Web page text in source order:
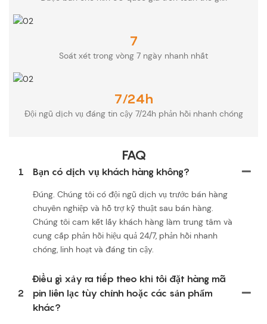
7
Soát xét trong vòng 7 ngày nhanh nhất
7/24h
Đội ngũ dịch vụ đáng tin cậy 7/24h phản hồi nhanh chóng
FAQ
1 Bạn có dịch vụ khách hàng không?
Đúng. Chúng tôi có đội ngũ dịch vụ trước bán hàng
chuyên nghiệp và hỗ trợ kỹ thuật sau bán hàng.
Chúng tôi cam kết lấy khách hàng làm trung tâm và
cung cấp phản hồi hiệu quả 24/7, phản hồi nhanh
chóng, linh hoạt và đáng tin cậy.
2
Điều gì xảy ra tiếp theo khi tôi đặt hàng mã
pin liên lạc tùy chỉnh hoặc các sản phẩm
khác?